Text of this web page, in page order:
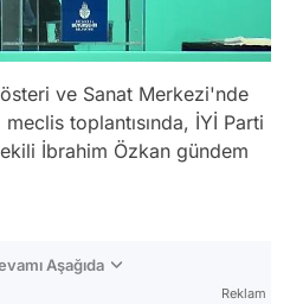
ve Sanat Merkezi'nde
meclis toplantısında, İYİ Parti
İbrahim Özkan gündem
Aşağıda
Reklam